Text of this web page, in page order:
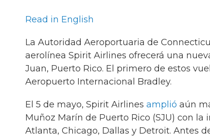
Read in English
La Autoridad Aeroportuaria de
aerolínea Spirit Airlines ofrecerá una
Juan, Puerto Rico. El primero de estos
Aeropuerto Internacional Bradley.
El 5 de mayo, Spirit Airlines amplió aún
Muñoz Marín de Puerto Rico (SJU) con
Atlanta, Chicago, Dallas y Detroit. Antes